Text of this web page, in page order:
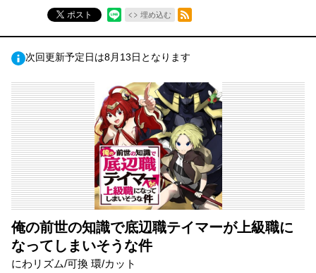
ポスト 埋め込む
RSSフィード
次回更新予定日は8月13日となります
俺の前世の知識で底辺職テイマーが上級職に
なってしまいそうな件
にわリズム/可換 環/カット